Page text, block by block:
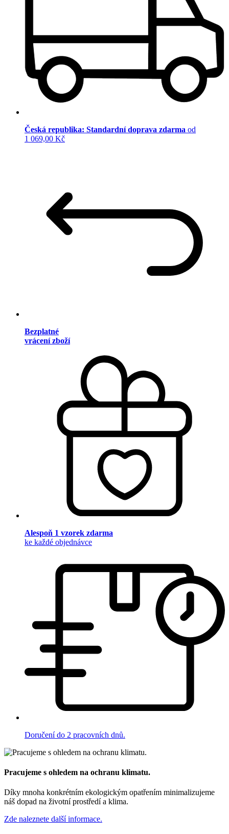
Česká republika: Standardní doprava zdarma od
1 069,00 Kč
Bezplatné
vrácení zboží
Alespoň 1 vzorek zdarma
ke každé objednávce
Doručení do 2 pracovních dnů.
Pracujeme s ohledem na ochranu klimatu.
Díky mnoha konkrétním ekologickým opatřením minimalizujeme
náš dopad na životní prostředí a klima.
Zde naleznete další informace.